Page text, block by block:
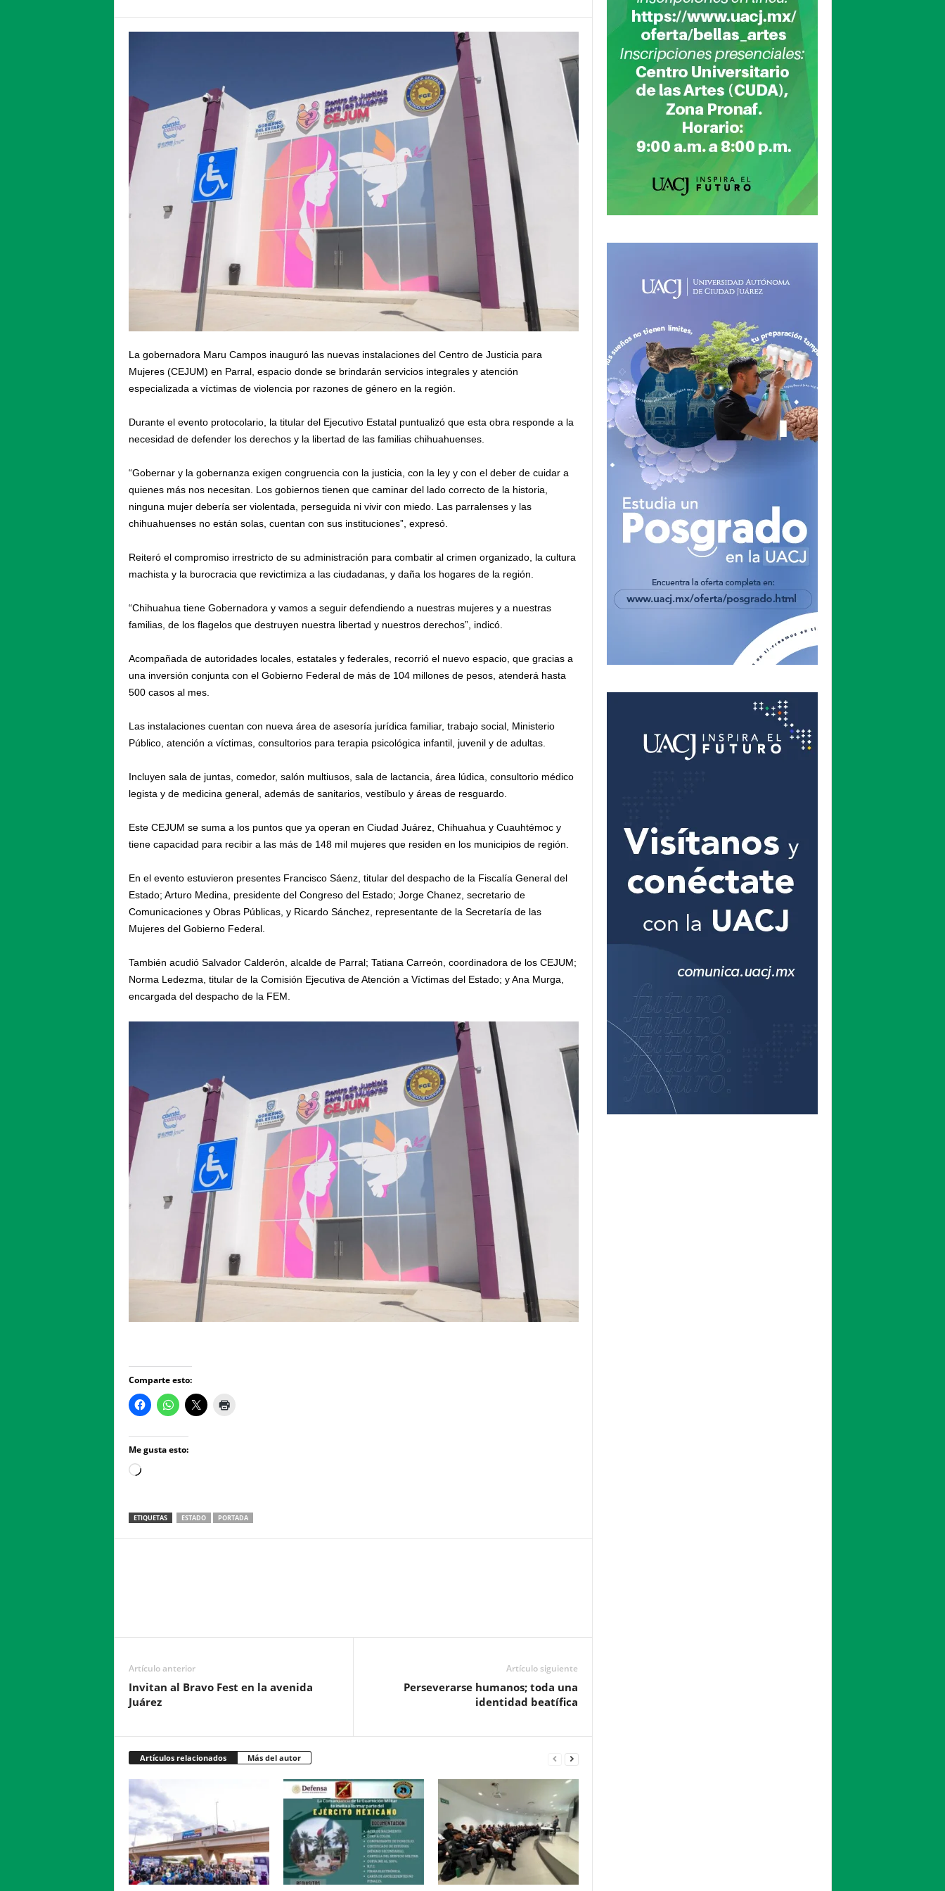
La gobernadora Maru Campos inauguró las nuevas instalaciones del Centro de Justicia para
Mujeres (CEJUM) en Parral, espacio donde se brindarán servicios integrales y atención
especializada a víctimas de violencia por razones de género en la región.
Durante el evento protocolario, la titular del Ejecutivo Estatal puntualizó que esta obra responde a la
necesidad de defender los derechos y la libertad de las familias chihuahuenses.
“Gobernar y la gobernanza exigen congruencia con la justicia, con la ley y con el deber de cuidar a
quienes más nos necesitan. Los gobiernos tienen que caminar del lado correcto de la historia,
ninguna mujer debería ser violentada, perseguida ni vivir con miedo. Las parralenses y las
chihuahuenses no están solas, cuentan con sus instituciones”, expresó.
Reiteró el compromiso irrestricto de su administración para combatir al crimen organizado, la cultura
machista y la burocracia que revictimiza a las ciudadanas, y daña los hogares de la región.
“Chihuahua tiene Gobernadora y vamos a seguir defendiendo a nuestras mujeres y a nuestras
familias, de los flagelos que destruyen nuestra libertad y nuestros derechos”, indicó.
Acompañada de autoridades locales, estatales y federales, recorrió el nuevo espacio, que gracias a
una inversión conjunta con el Gobierno Federal de más de 104 millones de pesos, atenderá hasta
500 casos al mes.
Las instalaciones cuentan con nueva área de asesoría jurídica familiar, trabajo social, Ministerio
Público, atención a víctimas, consultorios para terapia psicológica infantil, juvenil y de adultas.
Incluyen sala de juntas, comedor, salón multiusos, sala de lactancia, área lúdica, consultorio médico
legista y de medicina general, además de sanitarios, vestíbulo y áreas de resguardo.
Este CEJUM se suma a los puntos que ya operan en Ciudad Juárez, Chihuahua y Cuauhtémoc y
tiene capacidad para recibir a las más de 148 mil mujeres que residen en los municipios de región.
En el evento estuvieron presentes Francisco Sáenz, titular del despacho de la Fiscalía General del
Estado; Arturo Medina, presidente del Congreso del Estado; Jorge Chanez, secretario de
Comunicaciones y Obras Públicas, y Ricardo Sánchez, representante de la Secretaría de las
Mujeres del Gobierno Federal.
También acudió Salvador Calderón, alcalde de Parral; Tatiana Carreón, coordinadora de los CEJUM;
Norma Ledezma, titular de la Comisión Ejecutiva de Atención a Víctimas del Estado; y Ana Murga,
encargada del despacho de la FEM.
Comparte esto:
Me gusta esto:
Loading…
ETIQUETAS ESTADO PORTADA
Artículo anterior
Invitan al Bravo Fest en la avenida
Juárez
Artículo siguiente
Perseverarse humanos; toda una
identidad beatífica
Artículos relacionados Más del autor